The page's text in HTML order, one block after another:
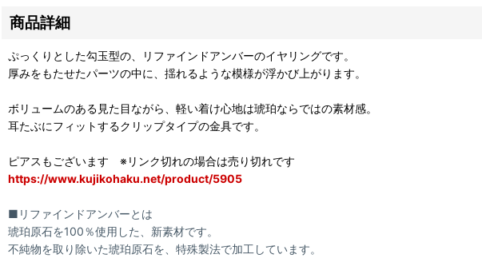
商品詳細
ぷっくりとした勾玉型の、リファインドアンバーのイヤリングです。
厚みをもたせたパーツの中に、揺れるような模様が浮かび上がります。
ボリュームのある見た目ながら、軽い着け心地は琥珀ならではの素材感。
耳たぶにフィットするクリップタイプの金具です。
ピアスもございます ※リンク切れの場合は売り切れです
https://www.kujikohaku.net/product/5905
■リファインドアンバーとは
琥珀原石を100％使用した、新素材です。
不純物を取り除いた琥珀原石を、特殊製法で加工しています。